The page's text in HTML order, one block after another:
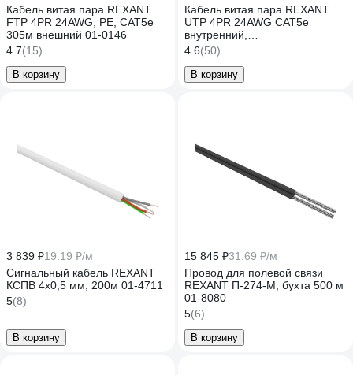
Кабель витая пара REXANT
FTP 4PR 24AWG, PE, CAT5e
305м внешний 01-0146
4.7(15)
В корзину
Кабель витая пара REXANT
UTP 4PR 24AWG CAT5e
внутренний,
однопроволочный, серый,
305м 01-0043
4.6(50)
В корзину
3 839 ₽19.19 ₽/м
Сигнальный кабель REXANT
КСПВ 4х0,5 мм, 200м 01-4711
5(8)
В корзину
15 845 ₽31.69 ₽/м
Провод для полевой связи
REXANT П-274-М, бухта 500 м
01-8080
5(6)
В корзину